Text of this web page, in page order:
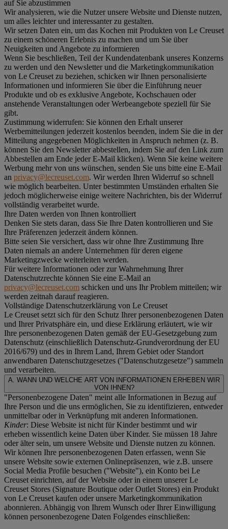
auf Sie abzustimmen
Wir analysieren, wie die Nutzer unsere Website und Dienste nutzen,
um alles leichter und interessanter zu gestalten.
Wir setzen Daten ein, um das Kochen mit Produkten von Le Creuset
zu einem schöneren Erlebnis zu machen und um Sie über
Neuigkeiten und Angebote zu informieren
Wenn Sie beschließen, Teil der Kundendatenbank unseres Konzerns
zu werden und den Newsletter und die Marketingkommunikation
von Le Creuset zu beziehen, schicken wir Ihnen personalisierte
Informationen und informieren Sie über die Einführung neuer
Produkte und ob es exklusive Angebote, Kochschauen oder
anstehende Veranstaltungen oder Werbeangebote speziell für Sie
gibt.
Zustimmung widerrufen: Sie können den Erhalt unserer
Werbemitteilungen jederzeit kostenlos beenden, indem Sie die in der
Mitteilung angegebenen Möglichkeiten in Anspruch nehmen (z. B.
können Sie den Newsletter abbestellen, indem Sie auf den Link zum
Abbestellen am Ende jeder E-Mail klicken). Wenn Sie keine weitere
Werbung mehr von uns wünschen, senden Sie uns bitte eine E-Mail
an privacy@lecreuset.com. Wir werden Ihren Widerruf so schnell
wie möglich bearbeiten. Unter bestimmten Umständen erhalten Sie
jedoch möglicherweise einige weitere Nachrichten, bis der Widerruf
vollständig verarbeitet wurde.
Ihre Daten werden von Ihnen kontrolliert
Denken Sie stets daran, dass Sie Ihre Daten kontrollieren und Sie
Ihre Präferenzen jederzeit ändern können.
Bitte seien Sie versichert, dass wir ohne Ihre Zustimmung Ihre
Daten niemals an andere Unternehmen für deren eigene
Marketingzwecke weiterleiten werden.
Für weitere Informationen oder zur Wahrnehmung Ihrer
Datenschutzrechte können Sie eine E-Mail an
privacy@lecreuset.com schicken und uns Ihr Problem mitteilen; wir
werden zeitnah darauf reagieren.
Vollständige Datenschutzerklärung von Le Creuset
Le Creuset setzt sich für den Schutz Ihrer personenbezogenen Daten
und Ihrer Privatsphäre ein, und diese Erklärung erläutert, wie wir
Ihre personenbezogenen Daten gemäß der EU-Gesetzgebung zum
Datenschutz (einschließlich Datenschutz-Grundverordnung der EU
2016/679) und des in Ihrem Land, Ihrem Gebiet oder Standort
anwendbaren Datenschutzgesetzes ("Datenschutzgesetze") sammeln
und verarbeiten.
A. WANN UND WELCHE ART VON INFORMATIONEN ERHEBEN WIR
VON IHNEN?
"Personenbezogene Daten" meint alle Informationen in Bezug auf
Ihre Person und die uns ermöglichen, Sie zu identifizieren, entweder
unmittelbar oder in Verknüpfung mit anderen Informationen.
Kinder: Diese Website ist nicht für Kinder bestimmt und wir
erheben wissentlich keine Daten über Kinder. Sie müssen 18 Jahre
oder älter sein, um unsere Website und Dienste nutzen zu können.
Wir können Ihre personenbezogenen Daten erfassen, wenn Sie
unsere Website sowie externen Onlinepräsenzen, wie z.B. unsere
Social Media Profile besuchen ("Website"), ein Konto bei Le
Creuset einrichten, auf der Website oder in einem unserer Le
Creuset Stores (Signature Boutique oder Outlet Stores) ein Produkt
von Le Creuset kaufen oder unsere Marketingkommunikation
abonnieren. Abhängig von Ihrem Wunsch oder Ihrer Einwilligung
können personenbezogene Daten Folgendes einschließen: